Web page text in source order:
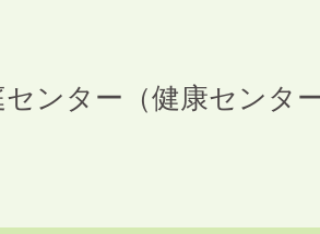
ンター（健康センタ